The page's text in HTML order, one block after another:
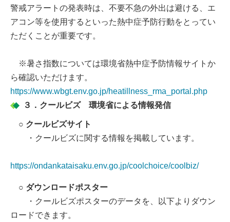
警戒アラートの発表時は、不要不急の外出は避ける、エ
アコン等を使用するといった熱中症予防行動をとってい
ただくことが重要です。
※暑さ指数については環境省熱中症予防情報サイトか
ら確認いただけます。
https://www.wbgt.env.go.jp/heatillness_rma_portal.php
３．クールビズ 環境省による情報発信
○ クールビズサイト
・クールビズに関する情報を掲載しています。
https://ondankataisaku.env.go.jp/coolchoice/coolbiz/
○ ダウンロードポスター
・クールビズポスターのデータを、以下よりダウン
ロードできます。